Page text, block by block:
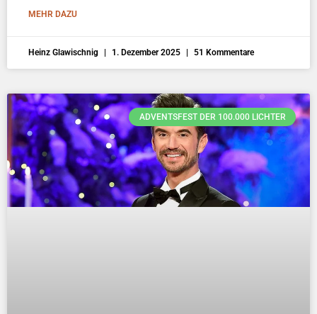
MEHR DAZU
Heinz Glawischnig 1. Dezember 2025 51 Kommentare
ADVENTSFEST DER 100.000 LICHTER